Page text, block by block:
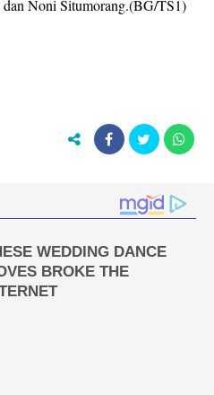
dan Noni Situmorang.(BG/TS1)